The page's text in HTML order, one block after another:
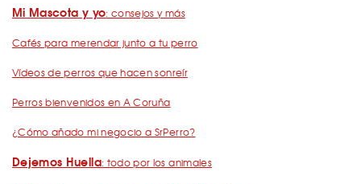
Mi Mascota y yo: consejos y más
Cafés para merendar junto a tu perro
Vídeos de perros que hacen sonreír
Perros bienvenidos en A Coruña
¿Cómo añado mi negocio a SrPerro?
Dejemos Huella: todo por los animales